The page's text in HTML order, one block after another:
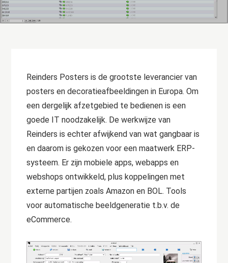
Reinders Posters is de grootste leverancier van
posters en decoratieafbeeldingen in Europa. Om
een dergelijk afzetgebied te bedienen is een
goede IT noodzakelijk. De werkwijze van
Reinders is echter afwijkend van wat gangbaar is
en daarom is gekozen voor een maatwerk ERP-
systeem. Er zijn mobiele apps, webapps en
webshops ontwikkeld, plus koppelingen met
externe partijen zoals Amazon en BOL. Tools
voor automatische beeldgeneratie t.b.v. de
eCommerce.